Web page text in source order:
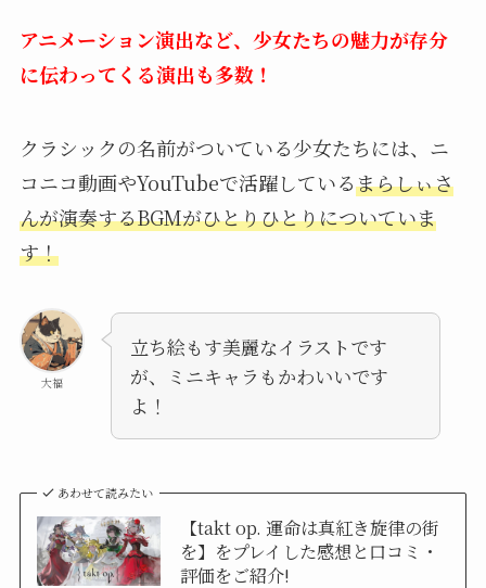
アニメーション演出など、少女たちの魅力が存分
に伝わってくる演出も多数！
クラシックの名前がついている少女たちには、ニ
コニコ動画やYouTubeで活躍しているまらしぃさ
んが演奏するBGMがひとりひとりについていま
す！
大福
立ち絵もす美麗なイラストです
が、ミニキャラもかわいいです
よ！
あわせて読みたい
【takt op. 運命は真紅き旋律の街
を】をプレイした感想と口コミ・
評価をご紹介!